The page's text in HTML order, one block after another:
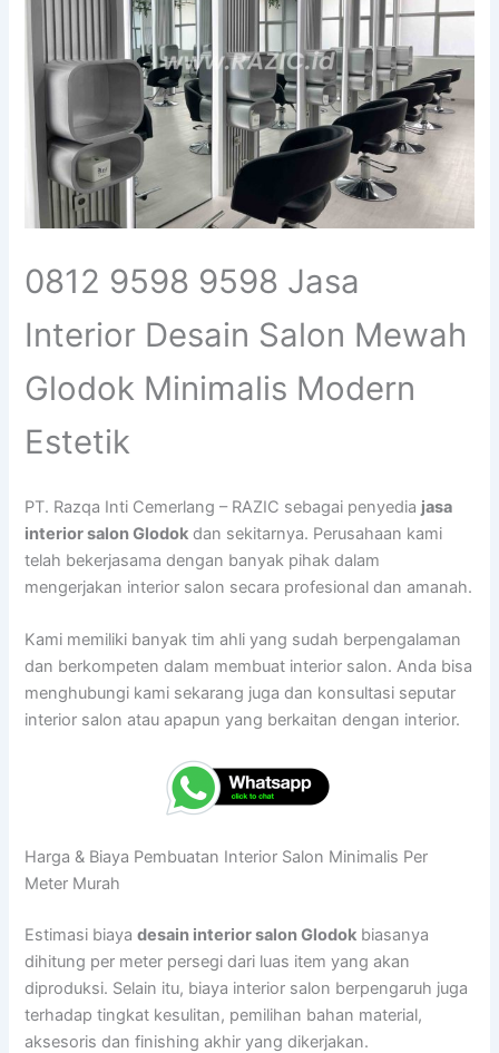
0812 9598 9598 Jasa
Interior Desain Salon Mewah
Glodok Minimalis Modern
Estetik
PT. Razqa Inti Cemerlang – RAZIC sebagai penyedia jasa
interior salon Glodok dan sekitarnya. Perusahaan kami
telah bekerjasama dengan banyak pihak dalam
mengerjakan interior salon secara profesional dan amanah.
Kami memiliki banyak tim ahli yang sudah berpengalaman
dan berkompeten dalam membuat interior salon. Anda bisa
menghubungi kami sekarang juga dan konsultasi seputar
interior salon atau apapun yang berkaitan dengan interior.
Harga & Biaya Pembuatan Interior Salon Minimalis Per
Meter Murah
Estimasi biayadesain interior salon Glodok biasanya
dihitung per meter persegi dari luas item yang akan
diproduksi. Selain itu, biaya interior salon berpengaruh juga
terhadap tingkat kesulitan, pemilihan bahan material,
aksesoris dan finishing akhir yang dikerjakan.